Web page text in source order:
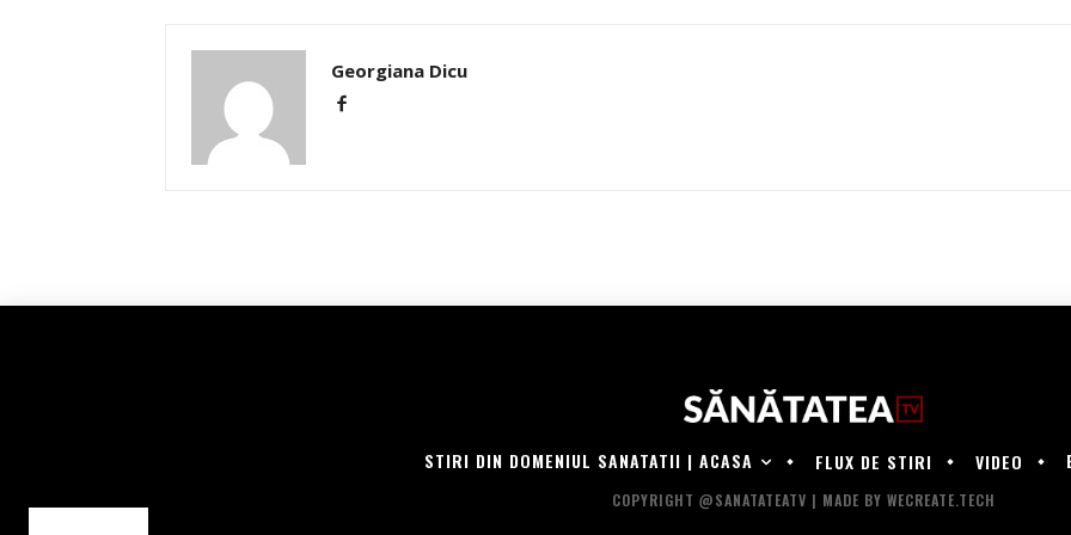
Georgiana Dicu
STIRI DIN DOMENIUL SANATATII | ACASA FLUX DE STIRI VIDEO
COPYRIGHT @SANATATEATV | MADE BY WECREATE.TECH